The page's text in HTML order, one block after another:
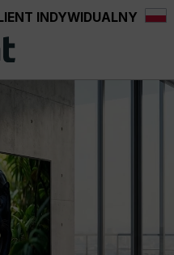
INDYWIDUALNY